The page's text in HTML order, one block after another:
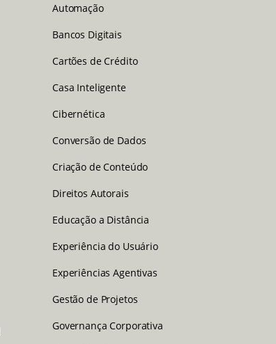
Automação
Bancos Digitais
Cartões de Crédito
Casa Inteligente
Cibernética
Conversão de Dados
Criação de Conteúdo
Direitos Autorais
Educação a Distância
Experiência do Usuário
Experiências Agentivas
Gestão de Projetos
Governança Corporativa